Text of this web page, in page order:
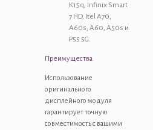
K15q, Infinix Smart
7 HD, Itel A70,
A60s, A60, A50s и
P55 5G.
Преимущества
Использование
оригинального
дисплейного модуля
гарантирует точную
совместимость с вашими